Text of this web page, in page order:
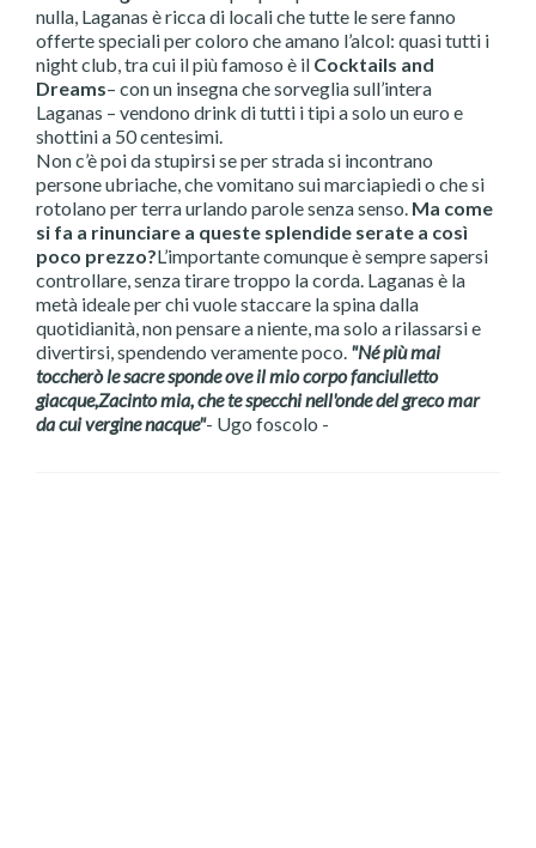
nulla, Laganas è ricca di locali che tutte le sere fanno
offerte speciali per coloro che amano l’alcol: quasi tutti i
night club, tra cui il più famoso è il Cocktails and
Dreams– con un insegna che sorveglia sull’intera
Laganas – vendono drink di tutti i tipi a solo un euro e
shottini a 50 centesimi.
Non c’è poi da stupirsi se per strada si incontrano
persone ubriache, che vomitano sui marciapiedi o che si
rotolano per terra urlando parole senza senso. Ma come
si fa a rinunciare a queste splendide serate a così
poco prezzo?L’importante comunque è sempre sapersi
controllare, senza tirare troppo la corda. Laganas è la
metà ideale per chi vuole staccare la spina dalla
quotidianità, non pensare a niente, ma solo a rilassarsi e
divertirsi, spendendo veramente poco. "Né più mai
toccherò le sacre sponde ove il mio corpo fanciulletto
giacque,Zacinto mia, che te specchi nell'onde del greco mar
da cui vergine nacque"- Ugo foscolo -